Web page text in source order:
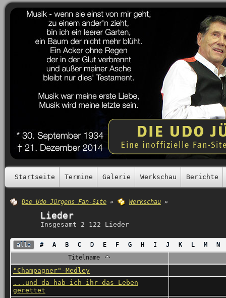
Startseite Termine Galerie Werkschau Berichte
Die Udo Jürgens Fan-Site » Werkschau »
Lieder
Insgesamt 2 122 Lieder
alle # A B C D E F G H I J K L M
N
Titelname
"Champagner"-Medley
...und da hab ich ihr das Leben
gerettet